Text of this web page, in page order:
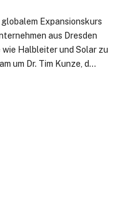
Expansionskurs
aus Dresden
Halbleiter und Solar zu
um Dr. Tim Kunze, d...